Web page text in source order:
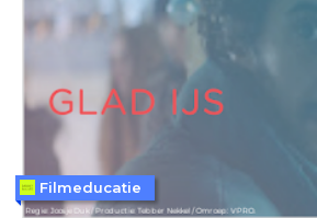
Filmeducatie